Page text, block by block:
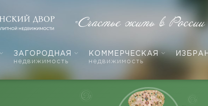
ЗАГОРОДНАЯ
недвижимость
КОММЕРЧЕСКАЯ
недвижимость
«Счастье жить в